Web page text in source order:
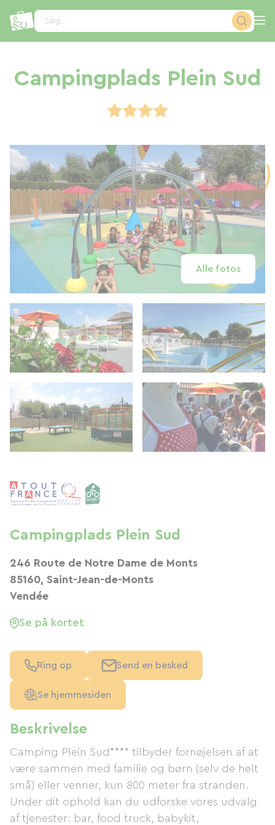
Søg...
Campingplads Plein Sud
Alle fotos
Beskrivelse
Camping Plein Sud**** tilbyder fornøjelsen af ​​at
være sammen med familie og børn (selv de helt
små) eller venner, kun 800 meter fra stranden.
Under dit ophold kan du udforske vores udvalg
af tjenester: bar, food truck, babykit,
Campingplads Plein Sud
246 Route de Notre Dame de Monts
85160, Saint-Jean-de-Monts
Vendée
Se på kortet
Ring op Send en besked
Se hjemmesiden
CCookie-styringspanel